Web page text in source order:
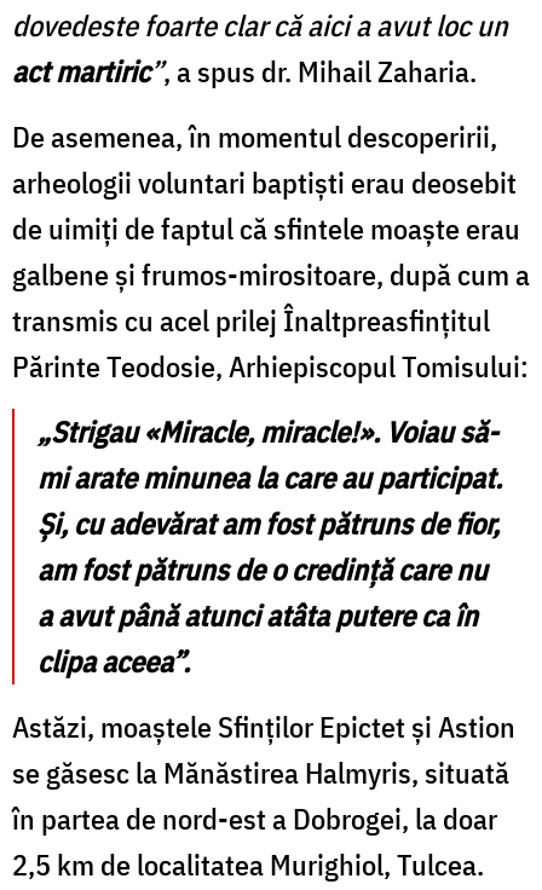
dovedeste foarte clar că aici a avut loc un
act martiric”, a spus dr. Mihail Zaharia.
De asemenea, în momentul descoperirii,
arheologii voluntari baptiști erau deosebit
de uimiți de faptul că sfintele moaște erau
galbene și frumos-mirositoare, după cum a
transmis cu acel prilej Înaltpreasfinţitul
Părinte Teodosie, Arhiepiscopul Tomisului:
„Strigau«Miracle, miracle!». Voiau să-
mi arateminuneala care au participat.
Şi, cu adevărat am fost pătruns de fior,
am fost pătruns de o credinţă care nu
a avut până atunci atâta putere ca în
clipa aceea”.
Astăzi, moaștele Sfinților Epictet și Astion
se găsesc la Mănăstirea Halmyris, situată
în partea de nord-est a Dobrogei, la doar
2,5 km de localitatea Murighiol, Tulcea.